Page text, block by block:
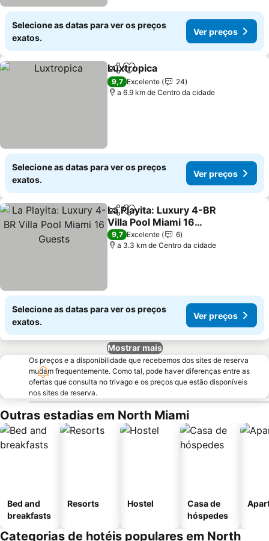
Selecione as datas para ver os preços
exatos.
Ver preços
PartilharAdicionar aos favoritos
Luxtropica
9,7 Excelente
24
a 6.9 km de Centro da cidade
Selecione as datas para ver os preços
exatos.
Ver preços
PartilharAdicionar aos favoritos
La Playita: Luxury 4-BR
Villa Pool Miami 16
Guests
Ver preços
9,7 Excelente
6
a 3.3 km de Centro da cidade
Selecione as datas para ver os preços
exatos.
Ver preços
Mostrar mais
Os preços e a disponibilidade que recebemos dos sites de reserva
mudam frequentemente. Como tal, pode haver diferenças entre as
ofertas que consulta no trivago e os preços que estão disponíveis
nos sites de reserva.
Outras estadias em North Miami
Bed and
breakfasts
Resorts Hostel
Casa de
hóspedes
Categorias de hotéis populares em North